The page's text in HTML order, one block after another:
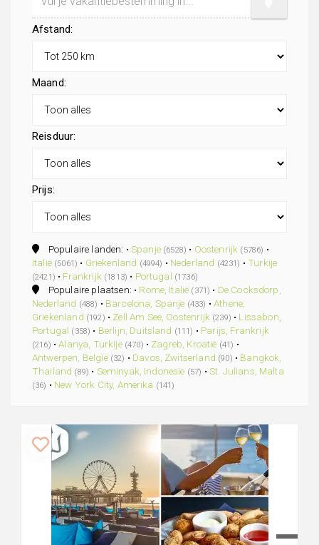
Afstand:
Maand:
Reisduur:
Prijs:
Populaire landen: •Spanje (6528) • Oostenrijk (5786) •
Italië (5061) • Griekenland (4994) • Nederland (4231) • Turkije
(2421) • Frankrijk (1813) • Portugal (1736)
Populaire plaatsen: • Rome, Italië (371) • De Cocksdorp,
Nederland (488) • Barcelona, Spanje (433) •Athene,
Griekenland (192) • Zell Am See, Oostenrijk (239) • Lissabon,
Portugal (358) • Berlijn, Duitsland (111) • Parijs, Frankrijk
(216) •Alanya, Turkije (470) • Zagreb, Kroatië (41) •
Antwerpen, België (32) • Davos, Zwitserland (90) • Bangkok,
Thailand (89) • Seminyak, Indonesie (57) • St. Julians, Malta
(36) • New York City, Amerika (141)